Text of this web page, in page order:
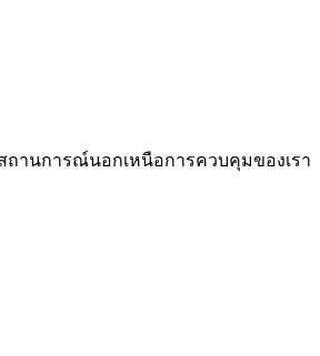
ถานการณ์นอกเหนือการควบคุมของเรา